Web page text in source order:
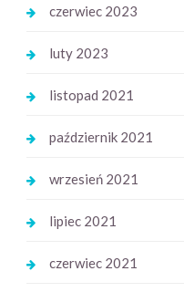
czerwiec 2023
luty 2023
listopad 2021
październik 2021
wrzesień 2021
lipiec 2021
czerwiec 2021